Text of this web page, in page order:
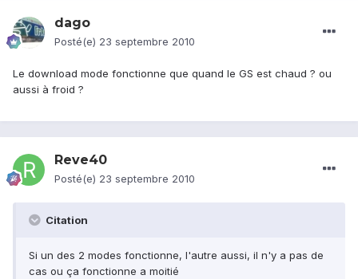
dago
Posté(e) 23 septembre 2010
Le download mode fonctionne que quand le GS est chaud ? ou
aussi à froid ?
Reve40
Posté(e) 23 septembre 2010
Citation
Si un des 2 modes fonctionne, l'autre aussi, il n'y a pas de
cas ou ça fonctionne a moitié